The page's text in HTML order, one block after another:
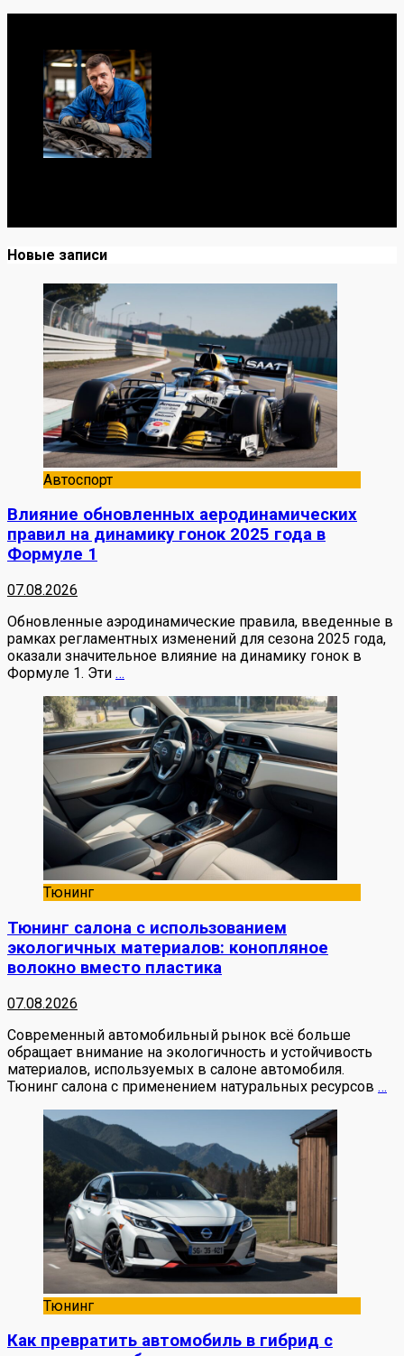
Новые записи
Автоспорт
Влияние обновленных аеродинамических
правил на динамику гонок 2025 года в
Формуле 1
07.08.2026
Обновленные аэродинамические правила, введенные в
рамках регламентных изменений для сезона 2025 года,
оказали значительное влияние на динамику гонок в
Формуле 1. Эти …
Тюнинг
Тюнинг салона с использованием
экологичных материалов: конопляное
волокно вместо пластика
07.08.2026
Современный автомобильный рынок всё больше
обращает внимание на экологичность и устойчивость
материалов, используемых в салоне автомобиля.
Тюнинг салона с применением натуральных ресурсов …
Тюнинг
Как превратить автомобиль в гибрид с